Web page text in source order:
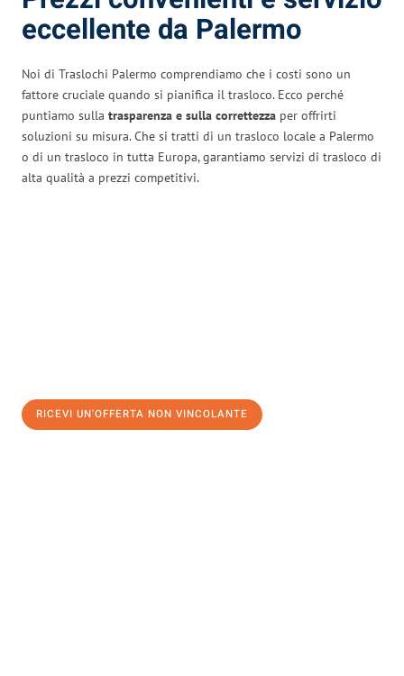
eccellente da Palermo
Noi di Traslochi Palermo comprendiamo che i costi sono un
fattore cruciale quando si pianifica il trasloco. Ecco perché
puntiamo sulla trasparenza e sulla correttezza per offrirti
soluzioni su misura. Che si tratti di un trasloco locale a Palermo
o di un trasloco in tutta Europa, garantiamo servizi di trasloco di
alta qualità a prezzi competitivi.
RICEVI UN'OFFERTA NON VINCOLANTE